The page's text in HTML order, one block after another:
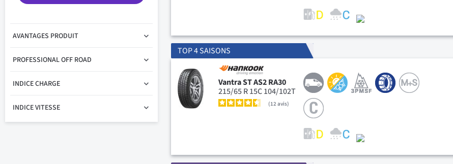
TOP 4 SAISONS
Vantra ST AS2 RA30
215/65 R 15C 104/102T
12avis
AVANTAGES PRODUIT
PROFESSIONAL OFF ROAD
INDICE CHARGE
INDICE VITESSE